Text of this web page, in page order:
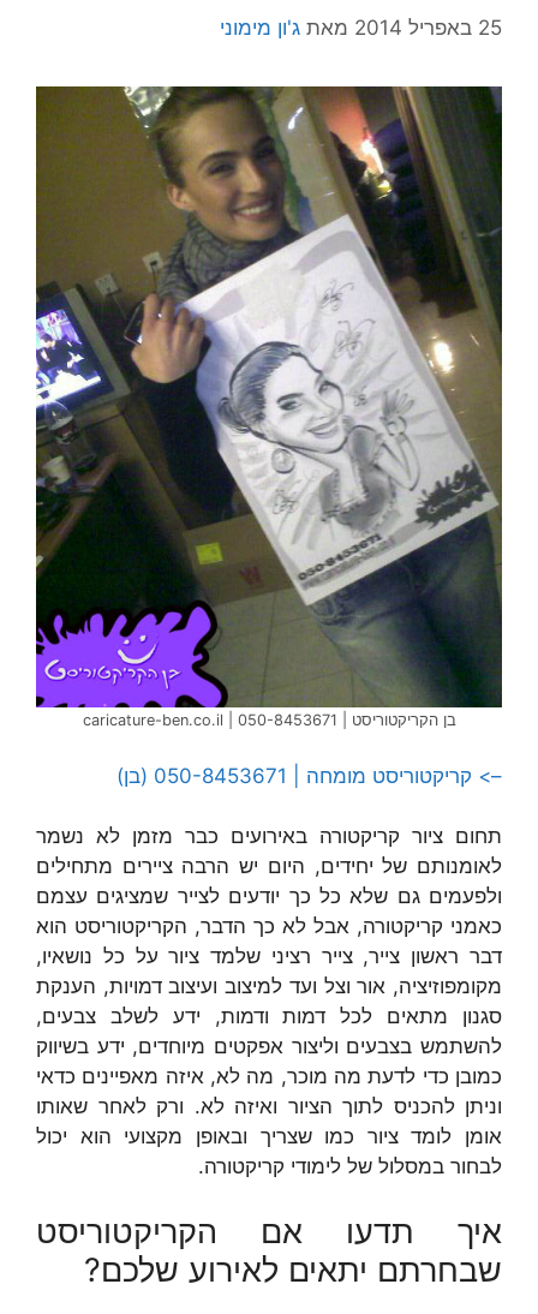
25 באפריל 2014 מאת ג'ון מימוני
בן הקריקטוריסט | caricature-ben.co.il | 050-8453671
–> קריקטוריסט מומחה | 050-8453671 (בן)
תחום ציור קריקטורה באירועים כבר מזמן לא נשמר
לאומנותם של יחידים, היום יש הרבה ציירים מתחילים
ולפעמים גם שלא כל כך יודעים לצייר שמציגים עצמם
כאמני קריקטורה, אבל לא כך הדבר, הקריקטוריסט הוא
דבר ראשון צייר, צייר רציני שלמד ציור על כל נושאיו,
מקומפוזיציה, אור וצל ועד למיצוב ועיצוב דמויות, הענקת
סגנון מתאים לכל דמות ודמות, ידע לשלב צבעים,
להשתמש בצבעים וליצור אפקטים מיוחדים, ידע בשיווק
כמובן כדי לדעת מה מוכר, מה לא, איזה מאפיינים כדאי
וניתן להכניס לתוך הציור ואיזה לא. ורק לאחר שאותו
אומן לומד ציור כמו שצריך ובאופן מקצועי הוא יכול
לבחור במסלול של לימודי קריקטורה.
איך תדעו אם הקריקטוריסט
שבחרתם יתאים לאירוע שלכם?